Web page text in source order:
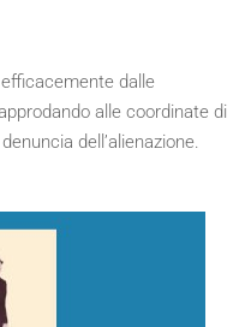
dalle
alle coordinate di
dell’alienazione.